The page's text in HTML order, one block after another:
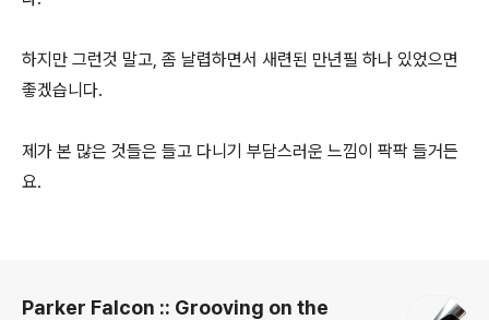
하지만 그런것 말고, 좀 날렵하면서 새련된 만년필 하나 있었으면
좋겠습니다.
제가 본 많은 것들은 들고 다니기 부담스러운 느낌이 팍팍 들거든
요.
Parker Falcon :: Grooving on the